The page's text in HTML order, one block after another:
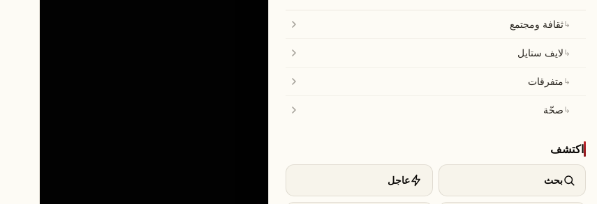
↳ثقافة ومجتمع
↳لايف ستايل
↳متفرقات
↳صحّة
اكتشف
بحث عاجل